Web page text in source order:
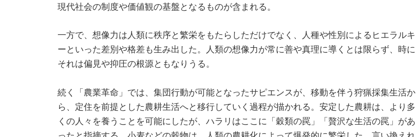
現代社会の制度や価値観の基盤となるものが含まれる。
一方で、想像力は人類に秩序と繁栄をもたらしただけでなく、人種や性別によるヒエラルキ
ーといった差別や格差も生み出した。人類の想像力が常に善や真理に導くとは限らず、時に
それは偏見や抑圧の根源ともなりうる。
続く「農業革命」では、集団行動が可能となったサピエンスが、移動を伴う狩猟採集生活か
ら、定住を前提とした農耕生活へと移行していく過程が描かれる。安定した農耕は、より多
くの人々を養うことを可能にしたが、ハラリはここに「穀類の罠」「贅沢な生活の罠」があ